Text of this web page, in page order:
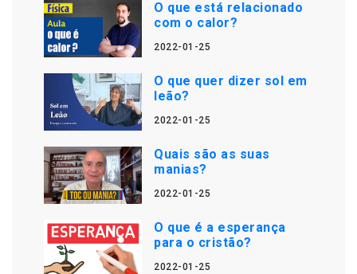
O que está relacionado
com o calor?
2022-01-25
O que quer dizer sol em
leão?
2022-01-25
Quais são as suas
manias?
2022-01-25
O que é a esperança
para o cristão?
2022-01-25